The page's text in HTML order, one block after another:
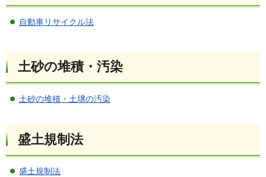
自動車リサイクル法
土砂の堆積・汚染
土砂の堆積・土壌の汚染
盛土規制法
盛土規制法